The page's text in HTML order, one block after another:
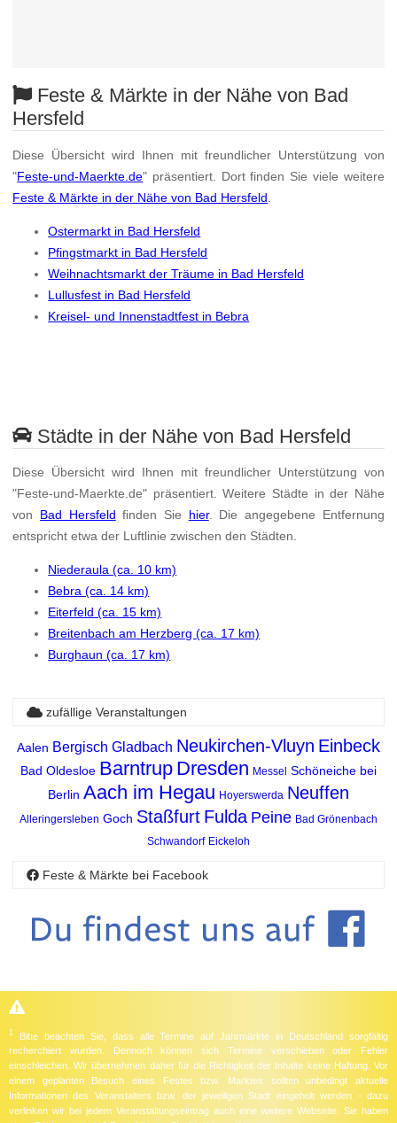
Feste & Märkte in der Nähe von Bad
Hersfeld
Diese Übersicht wird Ihnen mit freundlicher Unterstützung von
"Feste-und-Maerkte.de" präsentiert. Dort finden Sie viele weitere
Feste & Märkte in der Nähe von Bad Hersfeld
Ostermarkt in Bad Hersfeld
Pfingstmarkt in Bad Hersfeld
Weihnachtsmarkt der Träume in Bad Hersfeld
Lullusfest in Bad Hersfeld
Kreisel- und Innenstadtfest in Bebra
Städte in der Nähe von Bad Hersfeld
Diese Übersicht wird Ihnen mit freundlicher Unterstützung von
"Feste-und-Maerkte.de" präsentiert. Weitere Städte in der Nähe
von Bad Hersfeld finden Sie hier. Die angegebene Entfernung
entspricht etwa der Luftlinie zwischen den Städten.
Niederaula (ca. 10 km)
Bebra (ca. 14 km)
Eiterfeld (ca. 15 km)
Breitenbach am Herzberg (ca. 17 km)
Burghaun (ca. 17 km)
zufällige Veranstaltungen
Aalen Bergisch Gladbach Neukirchen-Vluyn Einbeck
Bad Oldesloe Barntrup Dresden Messel Schöneiche bei
Berlin Aach im Hegau Hoyerswerda Neuffen
Alleringersleben Goch Staßfurt Fulda Peine Bad Grönenbach
Schwandorf Eickeloh
Feste & Märkte bei Facebook
1
Bitte beachten Sie, dass alle Termine auf Jahrmärkte in Deutschland sorgfältig
recherchiert wurden. Dennoch können sich Termine verschieben oder Fehler
einschleichen. Wir übernehmen daher für die Richtigkeit der Inhalte keine Haftung. Vor
einem geplanten Besuch eines Festes bzw. Marktes sollten unbedingt aktuelle
Informationen des Veranstalters bzw. der jeweiligen Stadt eingeholt werden - dazu
verlinken wir bei jedem Veranstaltungseintrag auch eine weitere Webseite. Sie haben